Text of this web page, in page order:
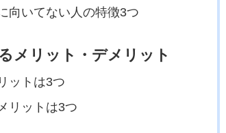
向いてない人の特徴3つ
メリット・デメリット
ットは3つ
リットは3つ